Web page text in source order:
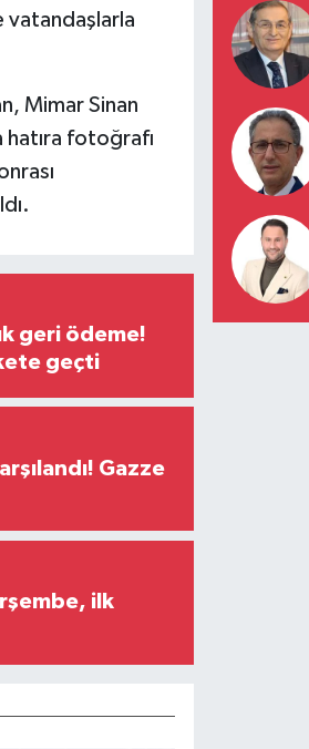
vatandaşlarla
Mimar Sinan
hatıra fotoğrafı
geri ödeme!
geçti
Gazze
ilk